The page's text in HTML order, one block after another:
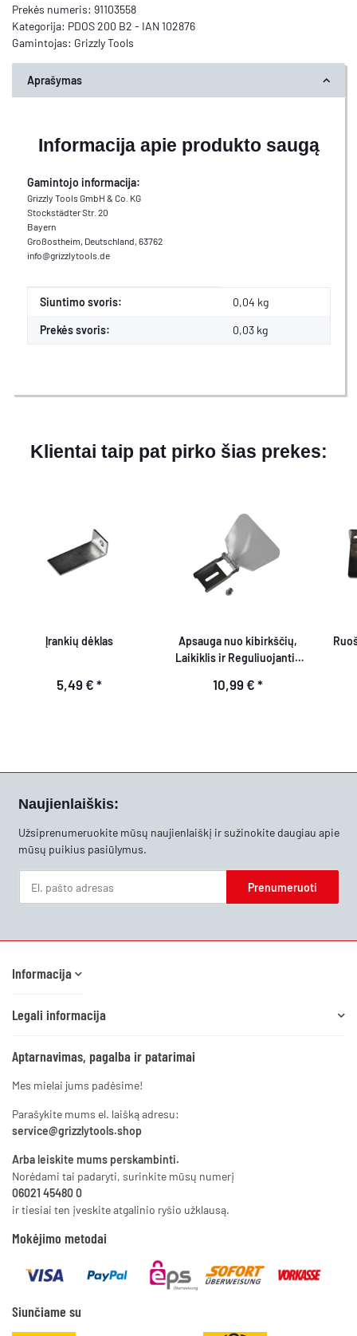
Prekės numeris: 91103558
Kategorija: PDOS 200 B2 - IAN 102876
Gamintojas: Grizzly Tools
Aprašymas
Informacija apie produkto saugą
Gamintojo informacija:
Grizzly Tools GmbH & Co. KG
Stockstädter Str. 20
Bayern
Großostheim, Deutschland, 63762
info@grizzlytools.de
#productDetails.itemInformation#
#productDetails.itemValue#
Siuntimo svoris: 0,04 kg
Prekės svoris: 0,03 kg
Klientai taip pat pirko šias prekes:
Įrankių dėklas
5,49 € *
Apsauga nuo kibirkščių,
Laikiklis ir Reguliuojantis
10,99 € *
Naujienlaiškis:
Užsiprenumeruokite mūsų naujienlaiškį ir sužinokite daugiau apie
mūsų puikius pasiūlymus.
Prenumeruoti
Informacija
Legali informacija
Aptarnavimas, pagalba ir patarimai
Mes mielai jums padėsime!
Parašykite mums el. laišką adresu:
service@grizzlytools.shop
Arba leiskite mums perskambinti.
Norėdami tai padaryti, surinkite mūsų numerį
06021 45480 0
ir tiesiai ten įveskite atgalinio ryšio užklausą.
Mokėjimo metodai
Siunčiame su